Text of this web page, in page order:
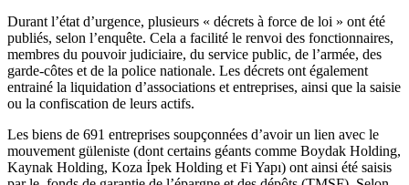
Durant l’état d’urgence, plusieurs « décrets à force de loi » ont été
publiés, selon l’enquête. Cela a facilité le renvoi des fonctionnaires,
membres du pouvoir judiciaire, du service public, de l’armée, des
garde-côtes et de la police nationale. Les décrets ont également
entrainé la liquidation d’associations et entreprises, ainsi que la saisie
ou la confiscation de leurs actifs.
Les biens de 691 entreprises soupçonnées d’avoir un lien avec le
mouvement güleniste (dont certains géants comme Boydak Holding,
Kaynak Holding, Koza İpek Holding et Fi Yapı) ont ainsi été saisis